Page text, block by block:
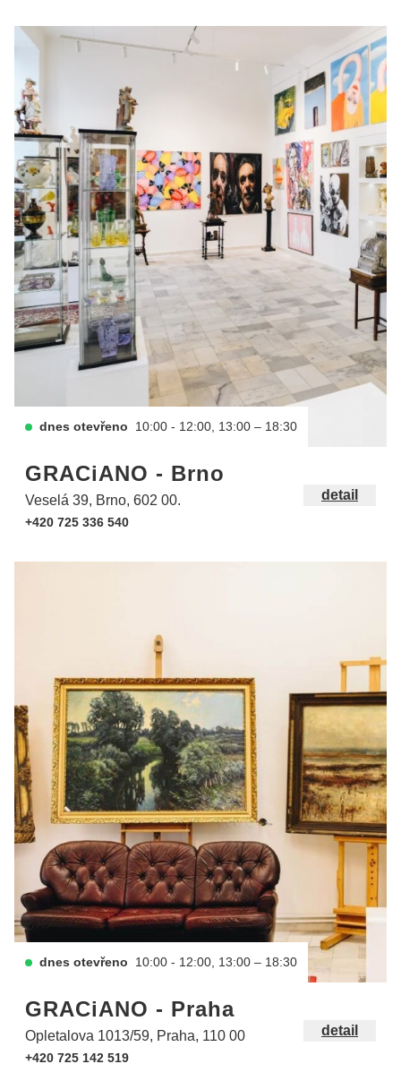
dnes otevřeno 10:00 - 12:00, 13:00 – 18:30
GRACiANO - Brno
Veselá 39, Brno, 602 00.
+420 725 336 540
detail
dnes otevřeno 10:00 - 12:00, 13:00 – 18:30
GRACiANO - Praha
Opletalova 1013/59, Praha, 110 00
+420 725 142 519
detail